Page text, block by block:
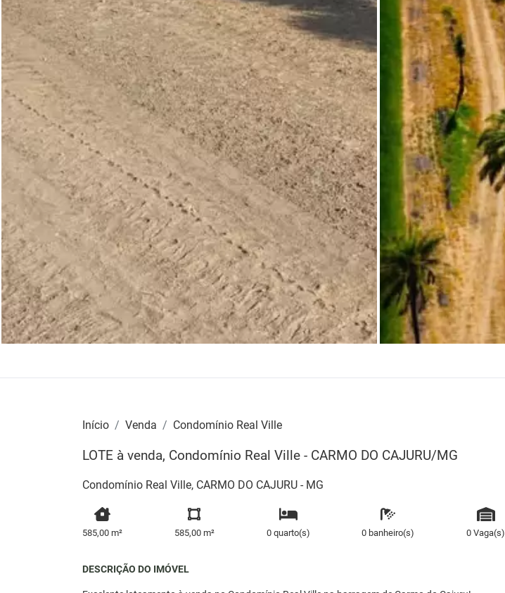
Início Venda Condomínio Real Ville
LOTE à venda, Condomínio Real Ville - CARMO DO CAJURU/MG
Condomínio Real Ville, CARMO DO CAJURU - MG
585,00 m² 585,00 m² 0 quarto(s) 0 banheiro(s) 0 Vaga(s)
DESCRIÇÃO DO IMÓVEL